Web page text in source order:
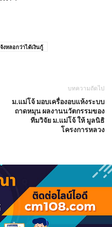
งหลอกว่าได้เงินกู้
บทความถัดไป
ม.แม่โจ้ มอบเครื่องอบแห้งระบบ
ถาดหมุน ผลงานนวัตกรรมของ
ทีมวิจัย ม.แม่โจ้ ให้ มูลนิธิ
โครงการหลวง